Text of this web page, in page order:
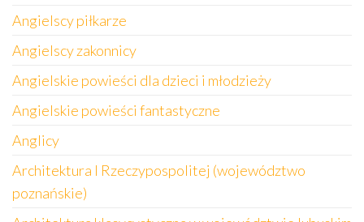
Angielscy piłkarze
Angielscy zakonnicy
Angielskie powieści dla dzieci i młodzieży
Angielskie powieści fantastyczne
Anglicy
Architektura I Rzeczypospolitej (województwo
poznańskie)